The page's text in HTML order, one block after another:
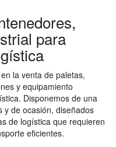
para
la venta de paletas,
y equipamiento
Disponemos de una
y de ocasión, diseñados
de logística que requieren
eficientes.